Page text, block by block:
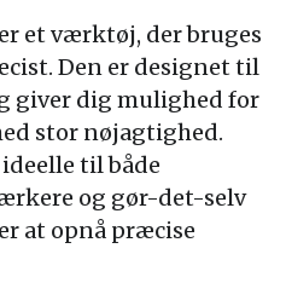
et værktøj, der bruges
Den er designet til
giver dig mulighed for
stor nøjagtighed.
til både
og gør-det-selv
at opnå præcise